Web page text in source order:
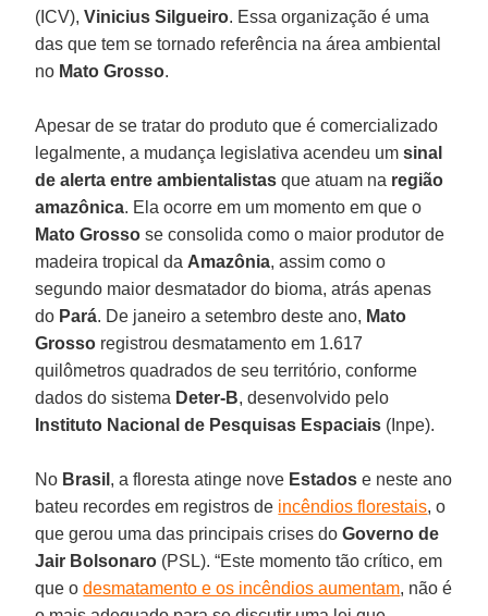
(ICV),Vinicius Silgueiro. Essa organização é uma
das que tem se tornado referência na área ambiental
no Mato Grosso.
Apesar de se tratar do produto que é comercializado
legalmente, a mudança legislativa acendeu umsinal
de alerta entre ambientalistas que atuam na região
amazônica. Ela ocorre em um momento em que o
Mato Grosso se consolida como o maior produtor de
madeira tropical da Amazônia, assim como o
segundo maior desmatador do bioma, atrás apenas
do Pará. De janeiro a setembro deste ano, Mato
Grosso registrou desmatamento em 1.617
quilômetros quadrados de seu território, conforme
dados do sistema Deter-B, desenvolvido pelo
Instituto Nacional de Pesquisas Espaciais (Inpe).
No Brasil , a floresta atinge nove Estados e neste ano
bateu recordes em registros de incêndios florestais, o
que gerou uma das principais crises doGoverno de
Jair Bolsonaro (PSL). “Este momento tão crítico, em
que odesmatamento e os incêndios aumentam, não é